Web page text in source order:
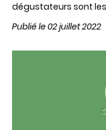
dégustateurs sont
Publié le 02 juillet 2022